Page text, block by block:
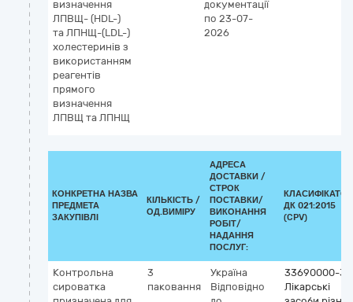
визначення
ЛПВЩ- (HDL-)
та ЛПНЩ-(LDL-)
холестеринів з
використанням
реагентів
прямого
визначення
ЛПВЩ та ЛПНЩ
документації
по 23-07-
2026
КОНКРЕТНА НАЗВА
ПРЕДМЕТА
ЗАКУПІВЛІ
КІЛЬКІСТЬ /
ОД.ВИМІРУ
АДРЕСА
ДОСТАВКИ /
СТРОК
ПОСТАВКИ/
ВИКОНАННЯ
РОБІТ/
НАДАННЯ
ПОСЛУГ:
КЛАСИФІКАТОР
ДК 021:2015
(CPV)
Контрольна
сироватка
3
паковання
Україна
Відповідно
33690000-3
Лікарські